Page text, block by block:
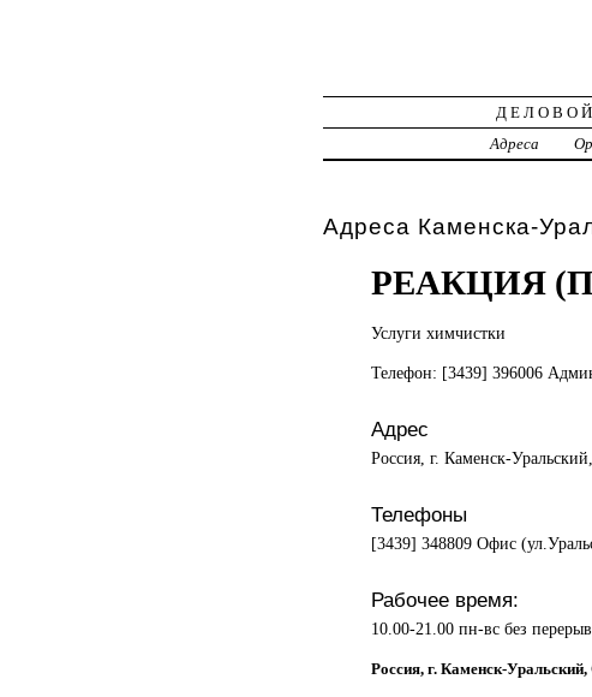
Адреса
Адреса Каменска-
РЕАКЦИЯ
Услуги химчистки
Телефон: [3439] 396006
Адрес
Россия, г. Каменск-
Телефоны
[3439] 348809 Офис
Рабочее время:
10.00-21.00 пн-вс без
Россия, г. Каменск-